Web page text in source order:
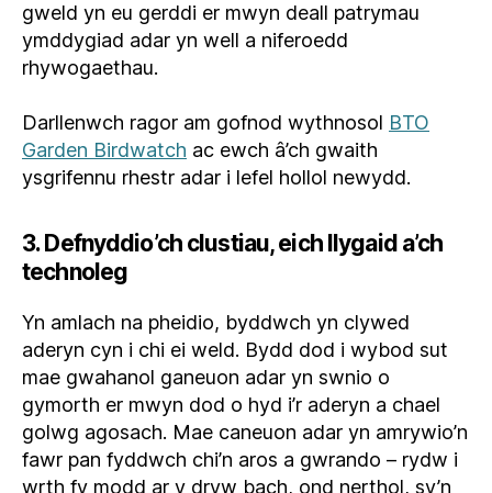
gweld yn eu gerddi er mwyn deall patrymau
ymddygiad adar yn well a niferoedd
rhywogaethau.
Darllenwch ragor am gofnod wythnosol BTO
Garden Birdwatch ac ewch â’ch gwaith
ysgrifennu rhestr adar i lefel hollol newydd.
3. Defnyddio’ch clustiau, eich llygaid a’ch
technoleg
Yn amlach na pheidio, byddwch yn clywed
aderyn cyn i chi ei weld. Bydd dod i wybod sut
mae gwahanol ganeuon adar yn swnio o
gymorth er mwyn dod o hyd i’r aderyn a chael
golwg agosach. Mae caneuon adar yn amrywio’n
fawr pan fyddwch chi’n aros a gwrando – rydw i
wrth fy modd ar y dryw bach, ond nerthol, sy’n